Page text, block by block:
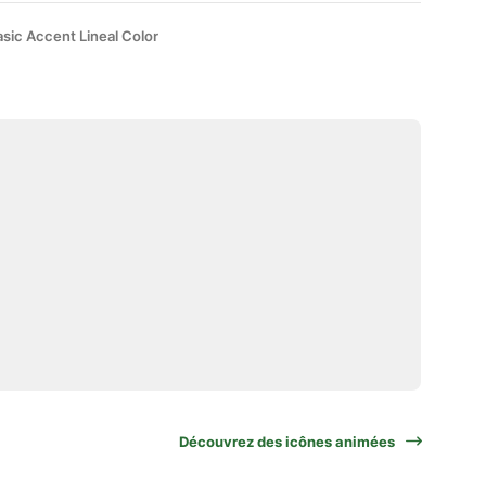
Accent Lineal Color
Découvrez des icônes animées